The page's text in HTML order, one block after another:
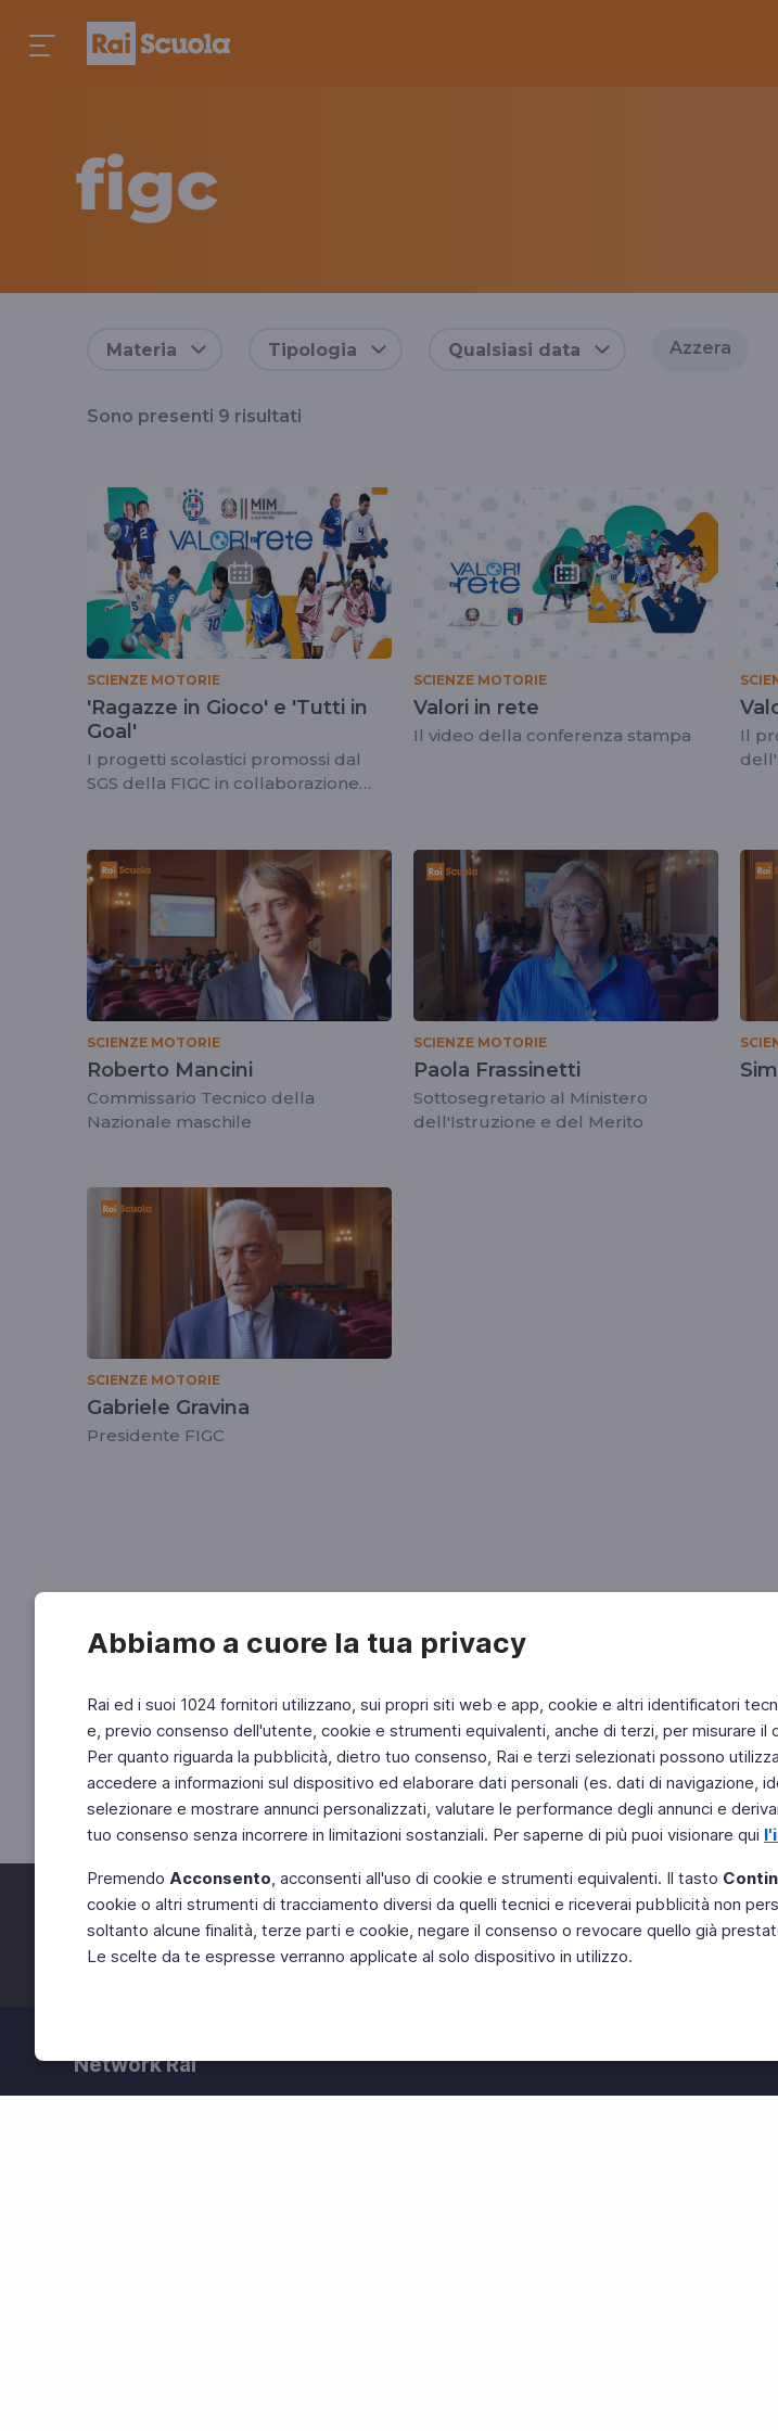
Abbiamo a cuore la tua privacy
Rai ed i suoi 1024 fornitori utilizzano, sui propri siti web e app, cookie e altri identificatori
e, previo consenso dell'utente, cookie e strumenti equivalenti, anche di terzi, per misurare il
Per quanto riguarda la pubblicità, dietro tuo consenso, Rai e terzi selezionati possono
accedere a informazioni sul dispositivo ed elaborare dati personali (es. dati di navigazione,
selezionare e mostrare annunci personalizzati, valutare le performance degli annunci e
tuo consenso senza incorrere in limitazioni sostanziali. Per saperne di più puoi visionare qui
Premendo Acconsento, acconsenti all'uso di cookie e strumenti equivalenti. Il tasto
cookie o altri strumenti di tracciamento diversi da quelli tecnici e riceverai pubblicità non
soltanto alcune finalità, terze parti e cookie, negare il consenso o revocare quello già
Le scelte da te espresse verranno applicate al solo dispositivo in utilizzo.
figc
tag
figc
Materia Tipologia Qualsiasi data Azzera
Sono presenti 9 risultati
SCIENZE MOTORIE
'Ragazze in Gioco' e 'Tutti in
Goal'
I progetti scolastici promossi dal
SGS della FIGC in collaborazione
SCIENZE MOTORIE
Valori in rete
Il video della conferenza stampa
Il
SCIENZE MOTORIE
Roberto Mancini
Commissario Tecnico della
Nazionale maschile
SCIENZE MOTORIE
Paola Frassinetti
Sottosegretario al Ministero
dell'Istruzione e del Merito
SCIENZE MOTORIE
Gabriele Gravina
Presidente FIGC
Facebook Twitter Instagram